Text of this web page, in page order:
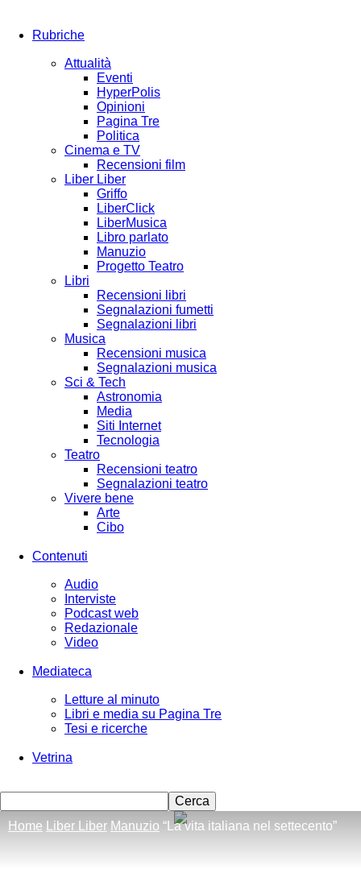
Rubriche
Attualità
Eventi
HyperPolis
Opinioni
Pagina Tre
Politica
Cinema e TV
Recensioni film
Liber Liber
Griffo
LiberClick
LiberMusica
Libro parlato
Manuzio
Progetto Teatro
Libri
Recensioni libri
Segnalazioni fumetti
Segnalazioni libri
Musica
Recensioni musica
Segnalazioni musica
Sci & Tech
Astronomia
Media
Siti Internet
Tecnologia
Teatro
Recensioni teatro
Segnalazioni teatro
Vivere bene
Arte
Cibo
Contenuti
Audio
Interviste
Podcast web
Redazionale
Video
Mediateca
Letture al minuto
Libri e media su Pagina Tre
Tesi e ricerche
Vetrina
Home Liber Liber Manuzio “La vita italiana nel settecento”